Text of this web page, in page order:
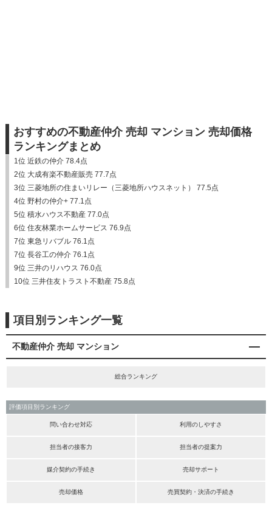
おすすめの不動産仲介 売却 マンション 売却価格
ランキングまとめ
1位 近鉄の仲介 78.4点
2位 大成有楽不動産販売 77.7点
3位 三菱地所の住まいリレー（三菱地所ハウスネット） 77.5点
4位 野村の仲介+ 77.1点
5位 積水ハウス不動産 77.0点
6位 住友林業ホームサービス 76.9点
7位 東急リバブル 76.1点
7位 長谷工の仲介 76.1点
9位 三井のリハウス 76.0点
10位 三井住友トラスト不動産 75.8点
項目別ランキング一覧
不動産仲介 売却 マンション
総合ランキング
評価項目別ランキング
問い合わせ対応 利用のしやすさ
担当者の接客力 担当者の提案力
媒介契約の手続き 売却サポート
売却価格 売買契約・決済の手続き